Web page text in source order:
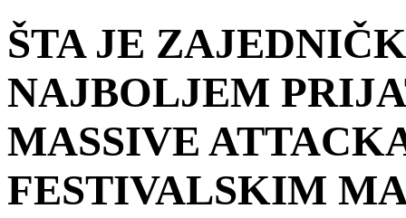
ŠTA JE
NAJBOLJEM
MASSIVE
FESTIVALSKIM